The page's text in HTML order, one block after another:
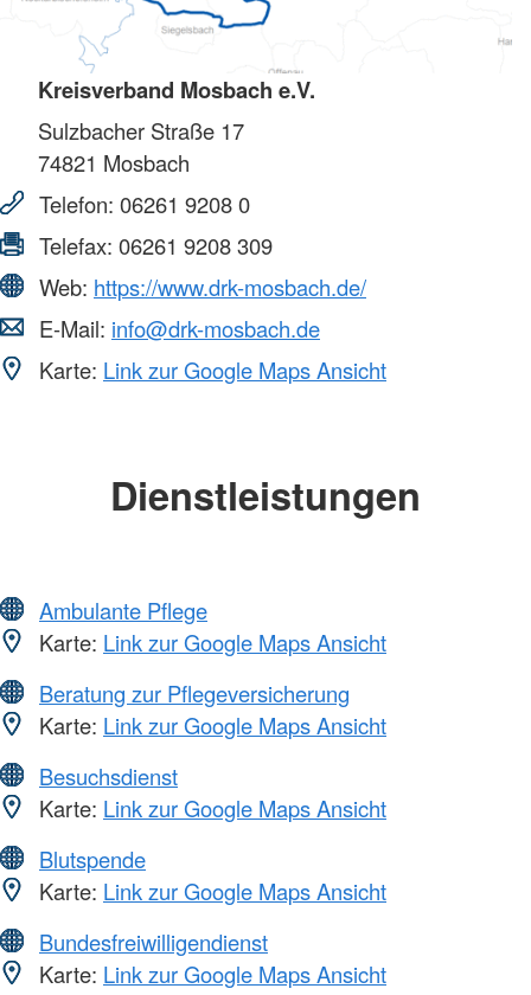
Kreisverband Mosbach e.V.
Sulzbacher Straße 17
74821 Mosbach
Telefon: 06261 9208 0
Telefax: 06261 9208 309
Web: https://www.drk-mosbach.de/
E-Mail: info@drk-mosbach.de
Karte: Link zur Google Maps Ansicht
Dienstleistungen
Ambulante Pflege
Karte: Link zur Google Maps Ansicht
Beratung zur Pflegeversicherung
Karte: Link zur Google Maps Ansicht
Besuchsdienst
Karte: Link zur Google Maps Ansicht
Blutspende
Karte: Link zur Google Maps Ansicht
Bundesfreiwilligendienst
Karte: Link zur Google Maps Ansicht